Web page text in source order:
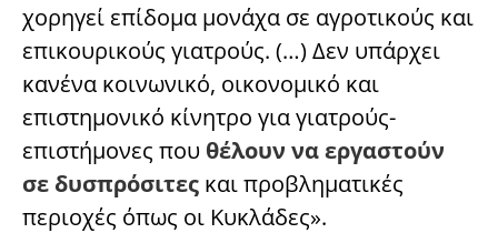
χορηγεί επίδομα μονάχα σε αγροτικούς και
επικουρικούς γιατρούς. (…) Δεν υπάρχει
κανένα κοινωνικό, οικονομικό και
επιστημονικό κίνητρο για γιατρούς-
επιστήμονες που θέλουν να εργαστούν
σε δυσπρόσιτες και προβληματικές
περιοχές όπως οι Κυκλάδες».